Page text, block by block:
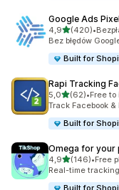
Google Ads
4,9na 5 gwiazdek
(420)
Łączna liczba
•
Bez błędów
Built for
Rapi Tracking
5,0na 5 gwiazdek
(62)
Łączna liczba
•Free
Track Facebook
Built for
Omega for your
4,9na 5 gwiazdek
(146)
Łączna liczba
•Free
Real-time tracking